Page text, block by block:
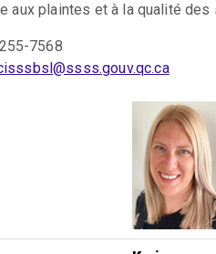
aux plaintes et à la qualité
7568